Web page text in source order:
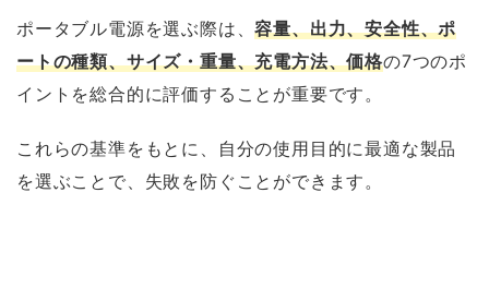
ポータブル電源を選ぶ際は、容量、出力、安全性、ポ
ートの種類、サイズ・重量、充電方法、価格の7つのポ
イントを総合的に評価することが重要です。
これらの基準をもとに、自分の使用目的に最適な製品
を選ぶことで、失敗を防ぐことができます。